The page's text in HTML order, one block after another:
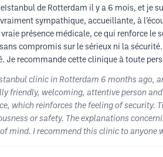
de Rotterdam il y a 6 mois, et je
sympathique, accueillante, à
présence médicale, ce qui renforce
compromis sur le sérieux ni la
Je recommande cette clinique à toute
clinic in Rotterdam 6 months ago,
friendly, welcoming, attentive person
which reinforces the feeling of
or safety. The explanations
mind. I recommend this clinic to